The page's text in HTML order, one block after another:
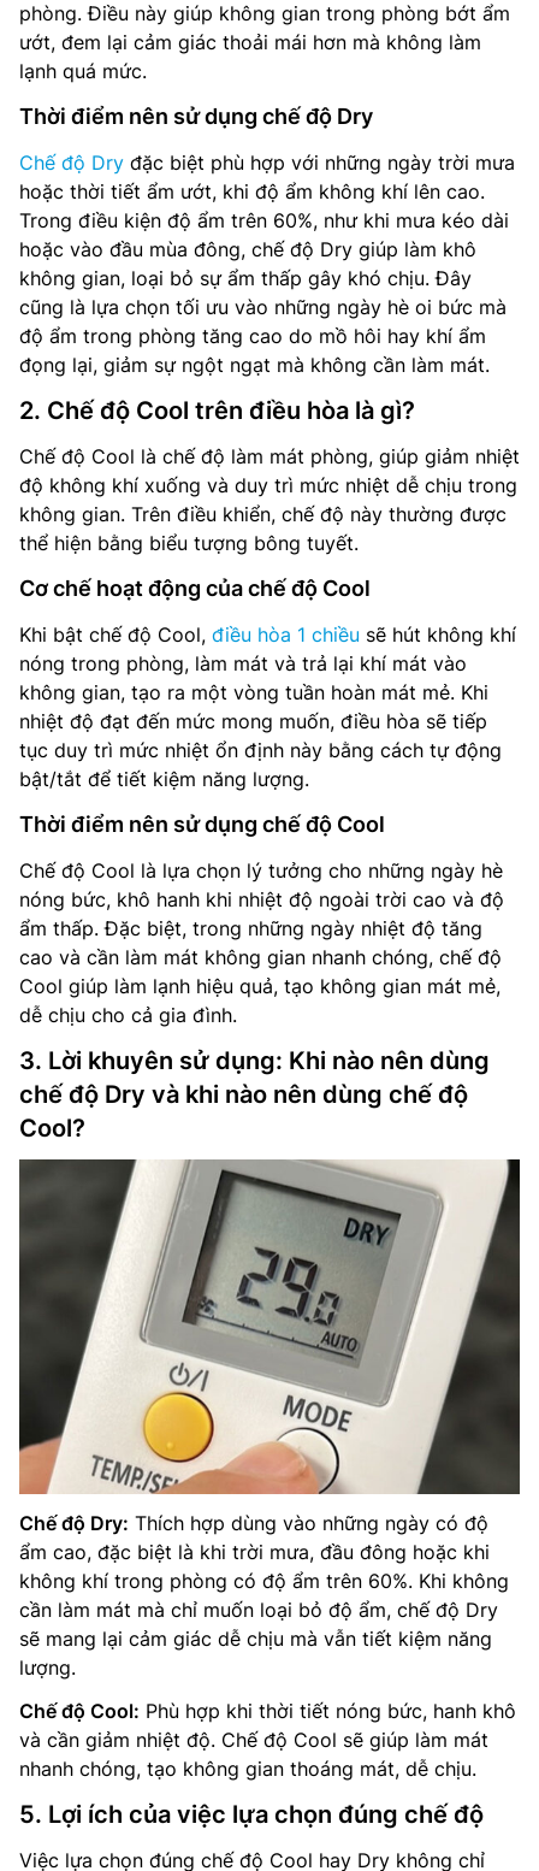
phòng. Điều này giúp không gian trong phòng bớt ẩm
ướt, đem lại cảm giác thoải mái hơn mà không làm
lạnh quá mức.
Thời điểm nên sử dụng chế độ Dry
Chế độ Dry đặc biệt phù hợp với những ngày trời mưa
hoặc thời tiết ẩm ướt, khi độ ẩm không khí lên cao.
Trong điều kiện độ ẩm trên 60%, như khi mưa kéo dài
hoặc vào đầu mùa đông, chế độ Dry giúp làm khô
không gian, loại bỏ sự ẩm thấp gây khó chịu. Đây
cũng là lựa chọn tối ưu vào những ngày hè oi bức mà
độ ẩm trong phòng tăng cao do mồ hôi hay khí ẩm
đọng lại, giảm sự ngột ngạt mà không cần làm mát.
2. Chế độ Cool trên điều hòa là gì?
Chế độ Cool là chế độ làm mát phòng, giúp giảm nhiệt
độ không khí xuống và duy trì mức nhiệt dễ chịu trong
không gian. Trên điều khiển, chế độ này thường được
thể hiện bằng biểu tượng bông tuyết.
Cơ chế hoạt động của chế độ Cool
Khi bật chế độ Cool, điều hòa 1 chiều sẽ hút không khí
nóng trong phòng, làm mát và trả lại khí mát vào
không gian, tạo ra một vòng tuần hoàn mát mẻ. Khi
nhiệt độ đạt đến mức mong muốn, điều hòa sẽ tiếp
tục duy trì mức nhiệt ổn định này bằng cách tự động
bật/tắt để tiết kiệm năng lượng.
Thời điểm nên sử dụng chế độ Cool
Chế độ Cool là lựa chọn lý tưởng cho những ngày hè
nóng bức, khô hanh khi nhiệt độ ngoài trời cao và độ
ẩm thấp. Đặc biệt, trong những ngày nhiệt độ tăng
cao và cần làm mát không gian nhanh chóng, chế độ
Cool giúp làm lạnh hiệu quả, tạo không gian mát mẻ,
dễ chịu cho cả gia đình.
3. Lời khuyên sử dụng: Khi nào nên dùng
chế độ Dry và khi nào nên dùng chế độ
Cool?
Chế độ Dry: Thích hợp dùng vào những ngày có độ
ẩm cao, đặc biệt là khi trời mưa, đầu đông hoặc khi
không khí trong phòng có độ ẩm trên 60%. Khi không
cần làm mát mà chỉ muốn loại bỏ độ ẩm, chế độ Dry
sẽ mang lại cảm giác dễ chịu mà vẫn tiết kiệm năng
lượng.
Chế độ Cool: Phù hợp khi thời tiết nóng bức, hanh khô
và cần giảm nhiệt độ. Chế độ Cool sẽ giúp làm mát
nhanh chóng, tạo không gian thoáng mát, dễ chịu.
5. Lợi ích của việc lựa chọn đúng chế độ
Việc lựa chọn đúng chế độ Cool hay Dry không chỉ